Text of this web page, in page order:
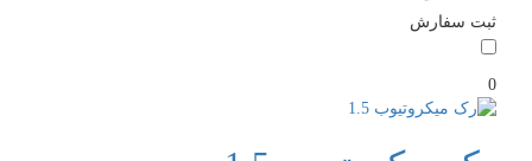
ثبت سفارش
0